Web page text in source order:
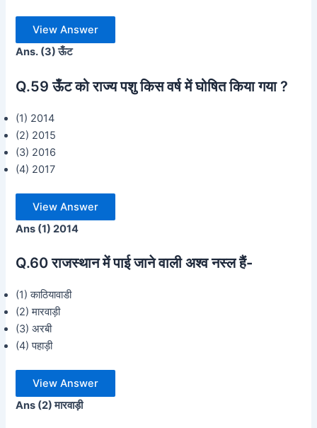
View Answer
Ans. (3) ऊँट
Q.59 ऊँट को राज्य पशु किस वर्ष में घोषित किया गया ?
(1) 2014
(2) 2015
(3) 2016
(4) 2017
View Answer
Ans (1) 2014
Q.60राजस्थान में पाई जाने वाली अश्व नस्ल हैं-
(1) काठियावाडी
(2) मारवाड़ी
(3) अरबी
(4) पहाड़ी
View Answer
Ans (2) मारवाड़ी